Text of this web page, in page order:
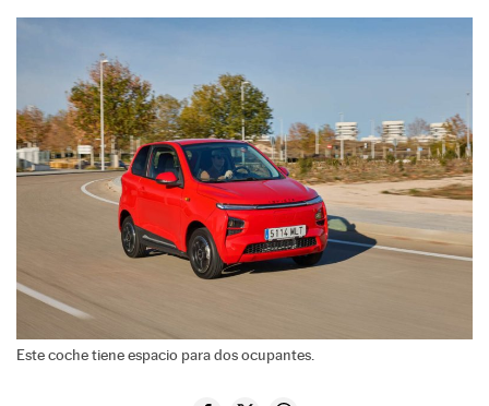
Este coche tiene espacio para dos ocupantes.